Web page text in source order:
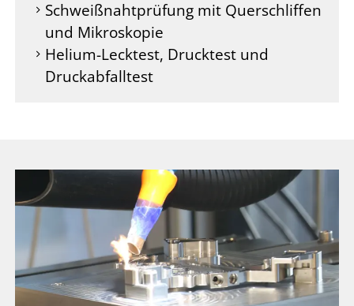
Schweißnahtprüfung mit Querschliffen
und Mikroskopie
Helium-Lecktest, Drucktest und
Druckabfalltest